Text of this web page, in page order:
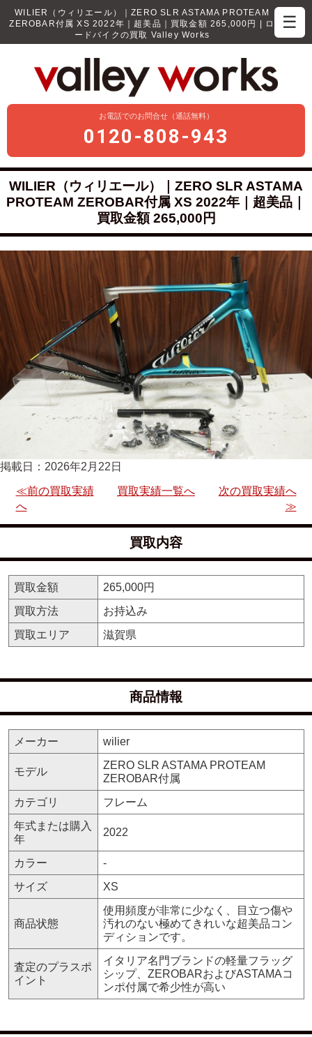
☰
WILIER（ウィリエール）｜ZERO SLR ASTAMA PROTEAM
ZEROBAR付属 XS 2022年｜超美品｜買取金額 265,000円 | ロ
ードバイクの買取 Valley Works
お電話でのお問合せ（通話無料）
0120-808-943
WILIER（ウィリエール）｜ZERO SLR ASTAMA
PROTEAM ZEROBAR付属 XS 2022年｜超美品｜
買取金額 265,000円
掲載日：2026年2月22日
≪前の買取実績
へ
買取実績一覧へ
次の買取実績へ
≫
買取内容
買取金額
265,000円
買取方法
お持込み
買取エリア
滋賀県
商品情報
メーカー wilier
モデル
ZERO SLR ASTAMA PROTEAM
ZEROBAR付属
カテゴリ
フレーム
年式または購入
年
2022
カラー
-
サイズ
XS
商品状態
使用頻度が非常に少なく、目立つ傷や
汚れのない極めてきれいな超美品コン
ディションです。
査定のプラスポ
イント
イタリア名門ブランドの軽量フラッグ
シップ、ZEROBARおよびASTAMAコ
ンポ付属で希少性が高い